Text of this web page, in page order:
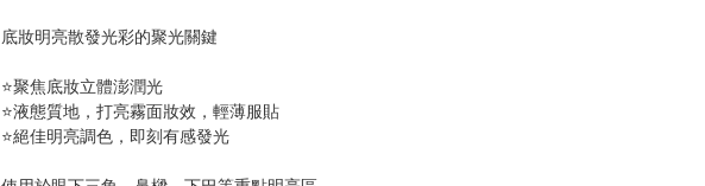
底妝明亮散發光彩的聚光關鍵
⭐聚焦底妝立體澎潤光
⭐液態質地，打亮霧面妝效，輕薄服貼
⭐絕佳明亮調色，即刻有感發光